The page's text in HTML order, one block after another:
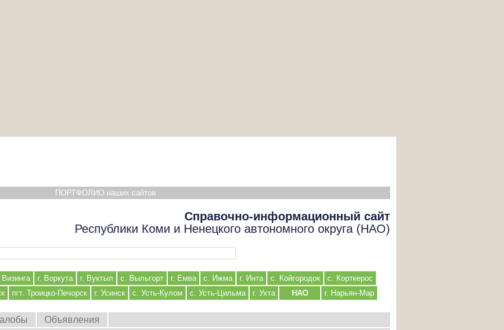
ПОРТФОЛИО наших сайтов
Справочно-информационный сайт
Республики Коми и Ненецкого автономного округа (НАО)
г. Воркута г. Вуктыл с. Выльгорт г. Емва с. Ижма г. Инта с. Койгородок
с. Корткерос
пгт. Троицко-Печорск г. Усинск с. Усть-Кулом с. Усть-Цильма г. Ухта НАО г. Нарьян-Мар
Объявления